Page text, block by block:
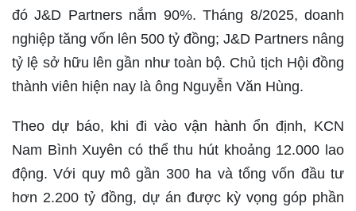
đó J&D Partners nắm 90%. Tháng 8/2025, doanh
nghiệp tăng vốn lên 500 tỷ đồng; J&D Partners nâng
tỷ lệ sở hữu lên gần như toàn bộ. Chủ tịch Hội đồng
thành viên hiện nay là ông Nguyễn Văn Hùng.
Theo dự báo, khi đi vào vận hành ổn định, KCN
Nam Bình Xuyên có thể thu hút khoảng 12.000 lao
động. Với quy mô gần 300 ha và tổng vốn đầu tư
hơn 2.200 tỷ đồng, dự án được kỳ vọng góp phần